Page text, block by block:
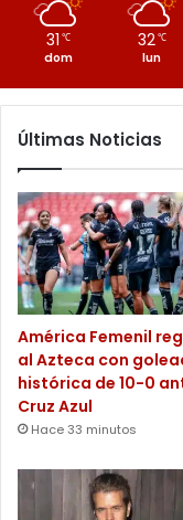
31 ℃
dom
32 ℃
lun
Últimas Noticias
América Femenil
al Azteca con
histórica de 10-0
Cruz Azul
Hace 33 minutos